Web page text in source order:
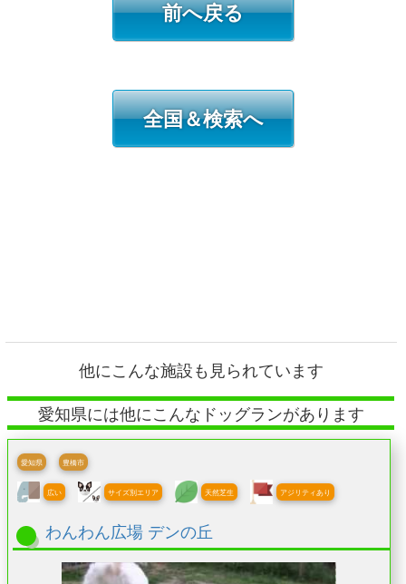
前へ戻る
全国＆検索へ
他にこんな施設も見られています
愛知県には他にこんなドッグランがあります
愛知県 豊橋市
広い サイズ別エリア 天然芝生 アジリティあり
わんわん広場 デンの丘